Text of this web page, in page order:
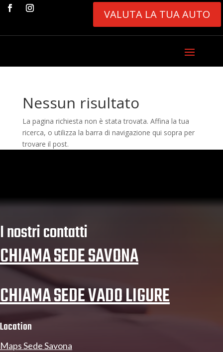
VALUTA LA TUA AUTO
Nessun risultato
La pagina richiesta non è stata trovata. Affina la tua
ricerca, o utilizza la barra di navigazione qui sopra per
trovare il post.
I nostri contatti
CHIAMA SEDE SAVONA
CHIAMA SEDE VADO LIGURE
Location
Maps Sede Savona